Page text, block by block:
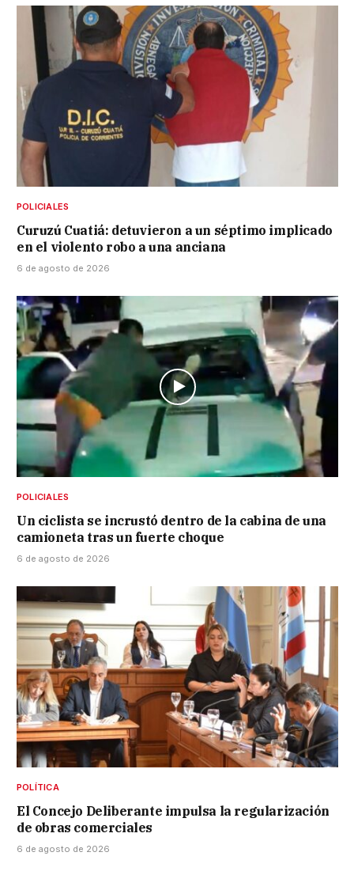
POLICIALES
Curuzú Cuatiá: detuvieron a un séptimo implicado
en el violento robo a una anciana
6 de agosto de 2026
POLICIALES
Un ciclista se incrustó dentro de la cabina de una
camioneta tras un fuerte choque
6 de agosto de 2026
POLÍTICA
El Concejo Deliberante impulsa la regularización
de obras comerciales
6 de agosto de 2026